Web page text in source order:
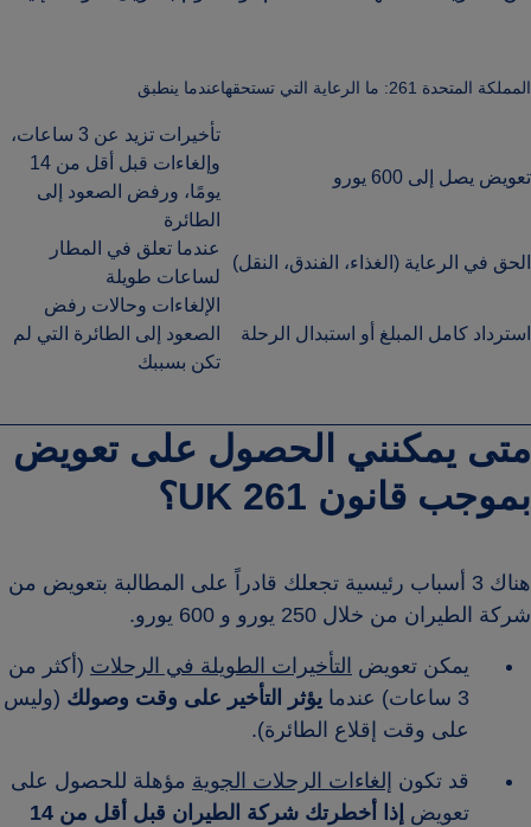
المملكة المتحدة 261: ما الرعاية التي تستحقها عندما ينطبق
تعويض يصل إلى 600 يورو
تأخيرات تزيد عن 3 ساعات،
وإلغاءات قبل أقل من 14
يومًا، ورفض الصعود إلى
الطائرة
الحق في الرعاية (الغذاء، الفندق، النقل)
عندما تعلق في المطار
لساعات طويلة
استرداد كامل المبلغ أو استبدال الرحلة
الإلغاءات وحالات رفض
الصعود إلى الطائرة التي لم
تكن بسببك
متى يمكنني الحصول على تعويض
بموجب قانون UK 261؟
هناك 3 أسباب رئيسية تجعلك قادراً على المطالبة بتعويض من
شركة الطيران من خلال 250 يورو و 600 يورو.
يمكن تعويض التأخيرات الطويلة في الرحلات (أكثر من
3 ساعات) عندما
يؤثر التأخير على وقت وصولك (وليس
على وقت إقلاع الطائرة).
قد تكون إلغاءات الرحلات الجوية مؤهلة للحصول على
تعويض
إذا أخطرتك شركة الطيران قبل أقل من 14